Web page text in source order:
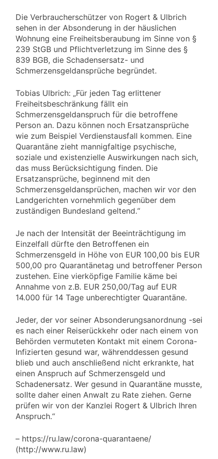
Die Verbraucherschützer von Rogert & Ulbrich
sehen in der Absonderung in der häuslichen
Wohnung eine Freiheitsberaubung im Sinne von §
239 StGB und Pflichtverletzung im Sinne des §
839 BGB, die Schadensersatz- und
Schmerzensgeldansprüche begründet.
Tobias Ulbrich: „Für jeden Tag erlittener
Freiheitsbeschränkung fällt ein
Schmerzensgeldanspruch für die betroffene
Person an. Dazu können noch Ersatzansprüche
wie zum Beispiel Verdienstausfall kommen. Eine
Quarantäne zieht mannigfaltige psychische,
soziale und existenzielle Auswirkungen nach sich,
das muss Berücksichtigung finden. Die
Ersatzansprüche, beginnend mit den
Schmerzensgeldansprüchen, machen wir vor den
Landgerichten vornehmlich gegenüber dem
zuständigen Bundesland geltend.“
Je nach der Intensität der Beeinträchtigung im
Einzelfall dürfte den Betroffenen ein
Schmerzensgeld in Höhe von EUR 100,00 bis EUR
500,00 pro Quarantänetag und betroffener Person
zustehen. Eine vierköpfige Familie käme bei
Annahme von z.B. EUR 250,00/Tag auf EUR
14.000 für 14 Tage unberechtigter Quarantäne.
Jeder, der vor seiner Absonderungsanordnung -sei
es nach einer Reiserückkehr oder nach einem von
Behörden vermuteten Kontakt mit einem Corona-
Infizierten gesund war, währenddessen gesund
blieb und auch anschließend nicht erkrankte, hat
einen Anspruch auf Schmerzensgeld und
Schadenersatz. Wer gesund in Quarantäne musste,
sollte daher einen Anwalt zu Rate ziehen. Gerne
prüfen wir von der Kanzlei Rogert & Ulbrich Ihren
Anspruch.“
– https://ru.law/corona-quarantaene/
(http://www.ru.law)